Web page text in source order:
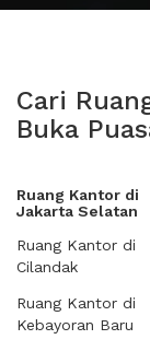
Cari
Buka
Ruang Kantor di
Jakarta Selatan
Ruang Kantor di
Cilandak
Ruang Kantor di
Kebayoran Baru